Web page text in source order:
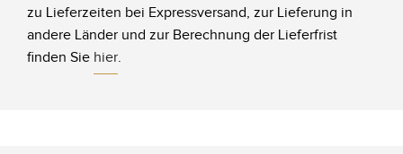
zu Lieferzeiten bei Expressversand, zur Lieferung in
andere Länder und zur Berechnung der Lieferfrist
finden Sie hier.